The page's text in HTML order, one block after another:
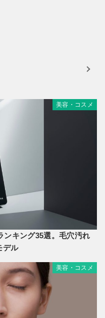
美容・コスメ
ンキング35選。毛穴汚れ
デル
美容・コスメ